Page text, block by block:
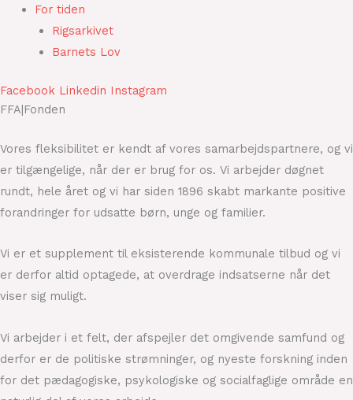
For tiden
Rigsarkivet
Barnets Lov
Facebook Linkedin Instagram
FFA|Fonden
Vores fleksibilitet er kendt af vores samarbejdspartnere, og vi
er tilgængelige, når der er brug for os. Vi arbejder døgnet
rundt, hele året og vi har siden 1896 skabt markante positive
forandringer for udsatte børn, unge og familier.
Vi er et supplement til eksisterende kommunale tilbud og vi
er derfor altid optagede, at overdrage indsatserne når det
viser sig muligt.
Vi arbejder i et felt, der afspejler det omgivende samfund og
derfor er de politiske strømninger, og nyeste forskning inden
for det pædagogiske, psykologiske og socialfaglige område en